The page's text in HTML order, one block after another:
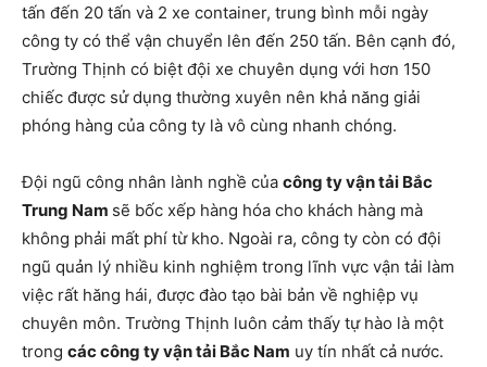
tấn đến 20 tấn và 2 xe container, trung bình mỗi ngày
công ty có thể vận chuyển lên đến 250 tấn. Bên cạnh đó,
Trường Thịnh có biệt đội xe chuyên dụng với hơn 150
chiếc được sử dụng thường xuyên nên khả năng giải
phóng hàng của công ty là vô cùng nhanh chóng.
Đội ngũ công nhân lành nghề của công ty vận tải Bắc
Trung Nam sẽ bốc xếp hàng hóa cho khách hàng mà
không phải mất phí từ kho. Ngoài ra, công ty còn có đội
ngũ quản lý nhiều kinh nghiệm trong lĩnh vực vận tải làm
việc rất hăng hái, được đào tạo bài bản về nghiệp vụ
chuyên môn. Trường Thịnh luôn cảm thấy tự hào là một
trong các công ty vận tải Bắc Nam uy tín nhất cả nước.